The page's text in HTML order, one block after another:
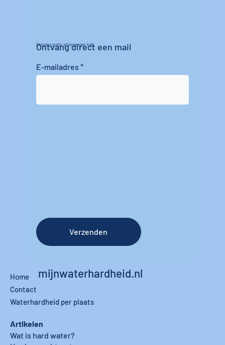
Ontvang gratis advies tegen kalk
Ontvang direct een mail
E-mailadres
Verzenden
mijnwaterhardheid.nl
Home
Contact
Waterhardheid per plaats
Artikelen
Wat is hard water?